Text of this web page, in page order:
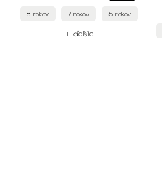
8 rokov 7 rokov 5 rokov
+ ďalšie